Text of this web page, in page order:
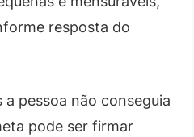
resposta do
pessoa não conseguia
pode ser firmar